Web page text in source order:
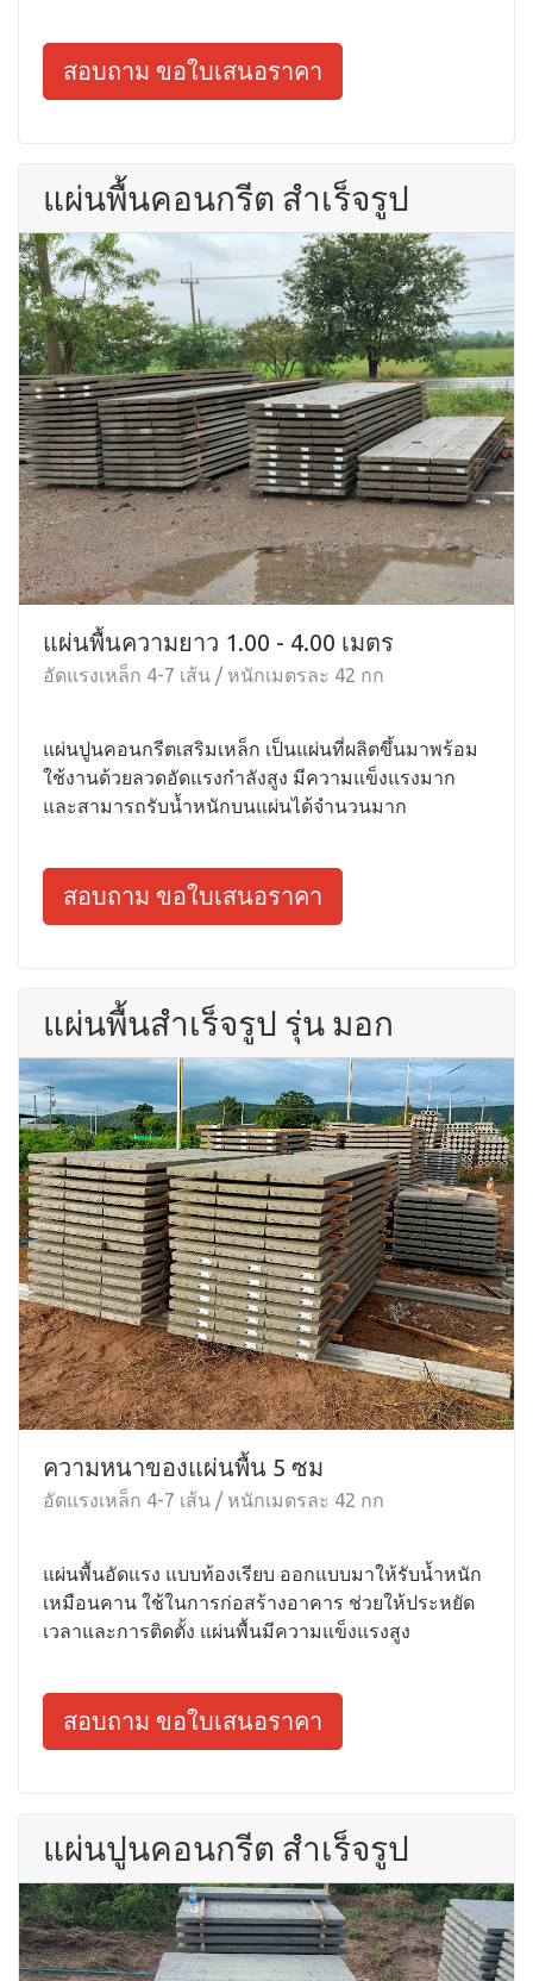
สอบถาม ขอใบเสนอราคา
แผ่นพื้นคอนกรีต สำเร็จรูป
แผ่นพื้นความยาว 1.00 - 4.00 เมตร
อัดแรงเหล็ก 4-7 เส้น / หนักเมตรละ 42 กก
แผ่นปูนคอนกรีตเสริมเหล็ก เป็นแผ่นที่ผลิตขึ้นมาพร้อม
ใช้งานด้วยลวดอัดแรงกำลังสูง มีความแข็งแรงมาก
และสามารถรับน้ำหนักบนแผ่นได้จำนวนมาก
สอบถาม ขอใบเสนอราคา
แผ่นพื้นสำเร็จรูป รุ่น มอก
ความหนาของแผ่นพื้น 5 ซม
อัดแรงเหล็ก 4-7 เส้น / หนักเมตรละ 42 กก
แผ่นพื้นอัดแรง แบบท้องเรียบ ออกแบบมาให้รับน้ำหนัก
เหมือนคาน ใช้ในการก่อสร้างอาคาร ช่วยให้ประหยัด
เวลาและการติดตั้ง แผ่นพื้นมีความแข็งแรงสูง
สอบถาม ขอใบเสนอราคา
แผ่นปูนคอนกรีต สำเร็จรูป